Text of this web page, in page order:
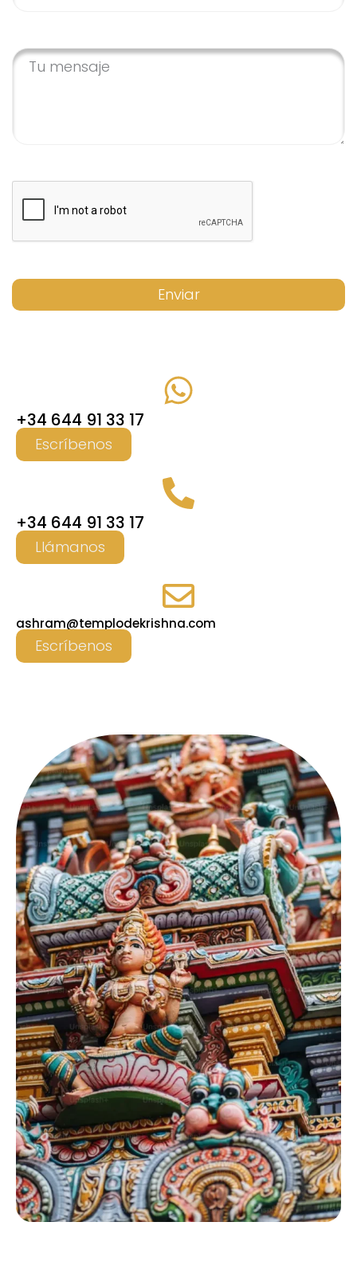
Enviar
+34 644 91 33 17
Escríbenos
+34 644 91 33 17
Llámanos
ashram@templodekrishna.com
Escríbenos